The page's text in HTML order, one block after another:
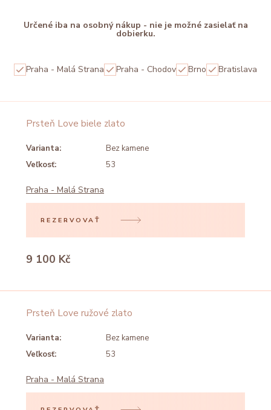
Určené iba na osobný nákup - nie je možné zasielať na
dobierku.
Praha - Malá Strana Praha - Chodov Brno Bratislava
Prsteň Love biele zlato
Varianta:
Bez kamene
Veľkosť:
53
Praha - Malá Strana
REZERVOVAŤ
9 100 Kč
Prsteň Love ružové zlato
Varianta:
Bez kamene
Veľkosť:
53
Praha - Malá Strana